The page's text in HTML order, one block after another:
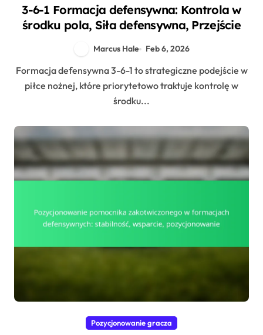
3-6-1 Formacja defensywna: Kontrola w
środku pola, Siła defensywna, Przejście
Marcus Hale Feb 6, 2026
Formacja defensywna 3-6-1 to strategiczne podejście w
piłce nożnej, które priorytetowo traktuje kontrolę w
środku...
Pozycjonowanie gracza